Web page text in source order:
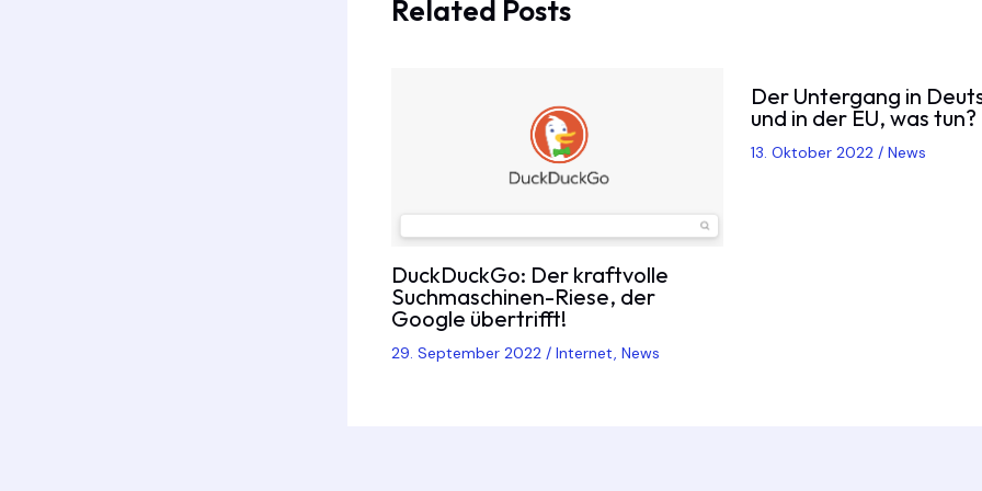
Related Posts
DuckDuckGo: Der kraftvolle
Suchmaschinen-Riese, der
Google übertrifft!
29. September 2022 / Internet, News
Der Untergang in
und in der EU, was tun?
13. Oktober 2022 / News